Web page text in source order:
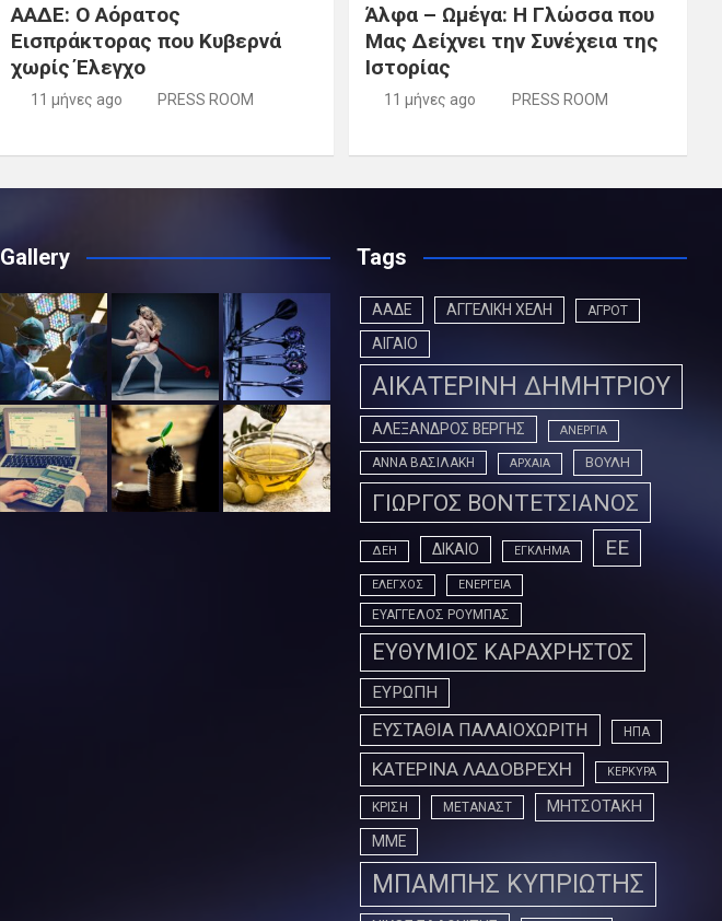
ΑΑΔΕ: Ο Αόρατος
Εισπράκτορας που Κυβερνά
χωρίς Έλεγχο
11 μήνες ago PRESS ROOM
Άλφα – Ωμέγα: Η Γλώσσα που
Μας Δείχνει την Συνέχεια της
Ιστορίας
11 μήνες ago PRESS ROOM
Gallery Tags
ΑΑΔΕ ΑΓΓΕΛΙΚΗ ΧΕΛΗ ΑΓΡΟΤ
ΑΙΓΑΙΟ
ΑΙΚΑΤΕΡΙΝΗ ΔΗΜΗΤΡΙΟΥ
ΑΛΕΞΑΝΔΡΟΣ ΒΕΡΓΗΣ ΑΝΕΡΓΙΑ
ΑΝΝΑ ΒΑΣΙΛΑΚΗ ΑΡΧΑΙΑ ΒΟΥΛΗ
ΓΙΩΡΓΟΣ ΒΟΝΤΕΤΣΙΑΝΟΣ
ΔΕΗ ΔΙΚΑΙΟ ΕΓΚΛΗΜΑ ΕΕ
ΕΛΕΓΧΟΣ ΕΝΕΡΓΕΙΑ
ΕΥΑΓΓΕΛΟΣ ΡΟΥΜΠΑΣ
ΕΥΘΥΜΙΟΣ ΚΑΡΑΧΡΗΣΤΟΣ
ΕΥΡΩΠΗ
ΕΥΣΤΑΘΙΑ ΠΑΛΑΙΟΧΩΡΙΤΗ ΗΠΑ
ΚΑΤΕΡΙΝΑ ΛΑΔΟΒΡΕΧΗ ΚΕΡΚΥΡΑ
ΚΡΙΣΗ ΜΕΤΑΝΑΣΤ ΜΗΤΣΟΤΑΚΗ
ΜΜΕ
ΜΠΑΜΠΗΣ ΚΥΠΡΙΩΤΗΣ